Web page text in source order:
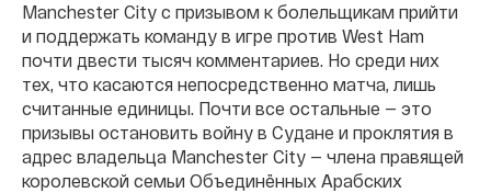
Manchester City с призывом к болельщикам прийти
и поддержать команду в игре против West Ham
почти двести тысяч комментариев. Но среди них
тех, что касаются непосредственно матча, лишь
считанные единицы. Почти все остальные — это
призывы остановить войну в Судане и проклятия в
адрес владельца Manchester City — члена правящей
королевской семьи Объединённых Арабских